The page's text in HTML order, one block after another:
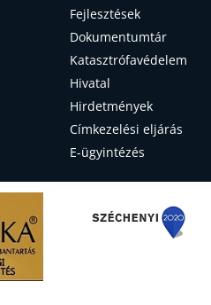
Fejlesztések
Dokumentumtár
Katasztrófavédelem
Hivatal
Hirdetmények
Címkezelési eljárás
E-ügyintézés